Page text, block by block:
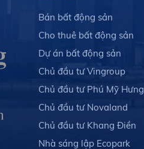
Bán bất động sản
Cho thuê bất động sản
Dự án bất động sản
Chủ đầu tư Vingroup
Chủ đầu tư Phú Mỹ Hưng
Chủ đầu tư Novaland
Chủ đầu tư Khang Điền
Nhà sáng lập Ecopark